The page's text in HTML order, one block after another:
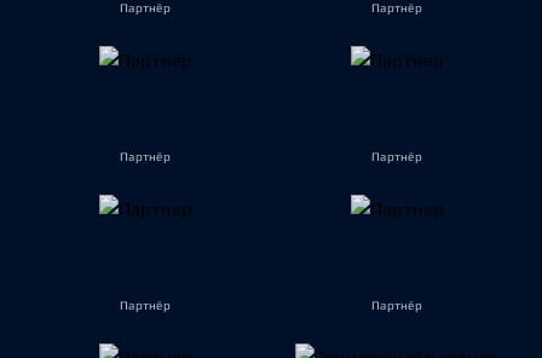
Партнёр Партнёр
Партнёр Партнёр
Партнёр Партнёр